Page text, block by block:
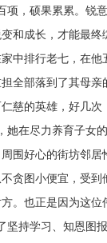
项，硕果累累。锐
和成长，才能最终
中排行老七，在
全部落到了其母亲
慈的英雄，好几
她在尽力养育子女
围好心的街坊邻
贪图小便宜，受到
。也正是因为这
坚持学习、知恩图报